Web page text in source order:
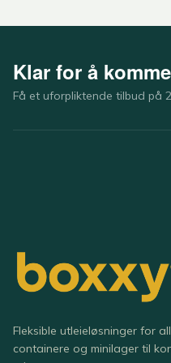
Klar for å
Få et uforpliktende tilbud på
Fleksible utleieløsninger for
containere og minilager til